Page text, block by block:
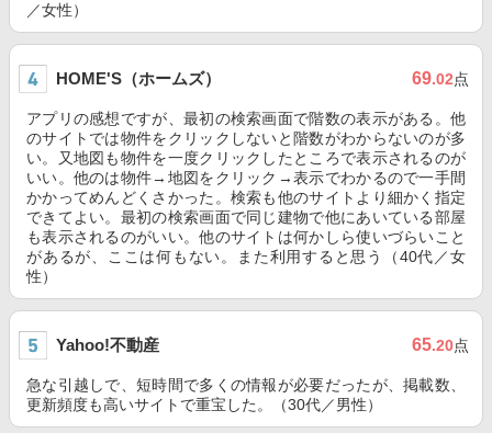
／女性）
HOME'S（ホームズ） 69.02点
アプリの感想ですが、最初の検索画面で階数の表示がある。他
のサイトでは物件をクリックしないと階数がわからないのが多
い。又地図も物件を一度クリックしたところで表示されるのが
いい。他のは物件→地図をクリック→表示でわかるので一手間
かかってめんどくさかった。検索も他のサイトより細かく指定
できてよい。最初の検索画面で同じ建物で他にあいている部屋
も表示されるのがいい。他のサイトは何かしら使いづらいこと
があるが、ここは何もない。また利用すると思う（40代／女
性）
Yahoo!不動産 65.20点
急な引越しで、短時間で多くの情報が必要だったが、掲載数、
更新頻度も高いサイトで重宝した。（30代／男性）